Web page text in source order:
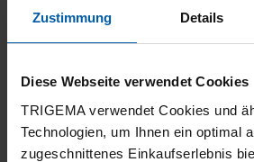
Zustimmung Details
Diese Webseite verwendet Cookies
TRIGEMA verwendet Cookies und
Technologien, um Ihnen ein optimal
zugeschnittenes Einkaufserlebnis
Hemdblusen und bin
Highlight mit den Schwingen.
fällt trotzdem auf.